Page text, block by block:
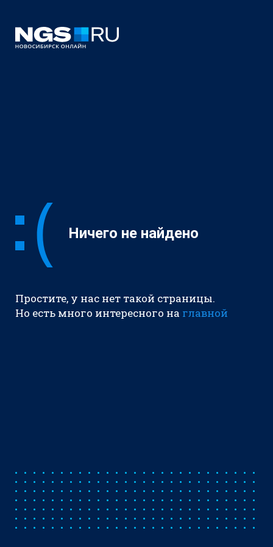
Ничего не найдено
Простите, у нас нет такой страницы.
Но есть много интересного на главной